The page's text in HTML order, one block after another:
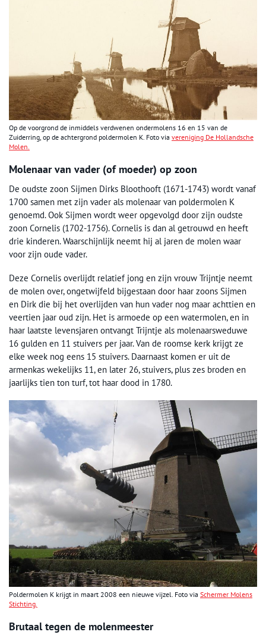
Op de voorgrond de inmiddels verdwenen ondermolens 16 en 15 van de
Zuiderring, op de achtergrond poldermolen K. Foto via vereniging De Hollandsche
Molen.
Molenaar van vader (of moeder) op zoon
De oudste zoon Sijmen Dirks Bloothooft (1671-1743) wordt vanaf
1700 samen met zijn vader als molenaar van poldermolen K
genoemd. Ook Sijmen wordt weer opgevolgd door zijn oudste
zoon Cornelis (1702-1756). Cornelis is dan al getrouwd en heeft
drie kinderen. Waarschijnlijk neemt hij al jaren de molen waar
voor zijn oude vader.
Deze Cornelis overlijdt relatief jong en zijn vrouw Trijntje neemt
de molen over, ongetwijfeld bijgestaan door haar zoons Sijmen
en Dirk die bij het overlijden van hun vader nog maar achttien en
veertien jaar oud zijn. Het is armoede op een watermolen, en in
haar laatste levensjaren ontvangt Trijntje als molenaarsweduwe
16 gulden en 11 stuivers per jaar. Van de roomse kerk krijgt ze
elke week nog eens 15 stuivers. Daarnaast komen er uit de
armenkas wekelijks 11, en later 26, stuivers, plus zes broden en
jaarlijks tien ton turf, tot haar dood in 1780.
Poldermolen K krijgt in maart 2008 een nieuwe vijzel. Foto via Schermer Molens
Stichting.
Brutaal tegen de molenmeester